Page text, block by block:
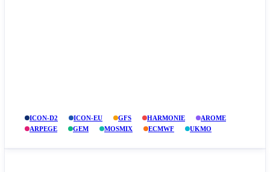
ICON-D2 ICON-EU GFS HARMONIE
AROME
ARPEGE
GEM MOSMIX ECMWF UKMO